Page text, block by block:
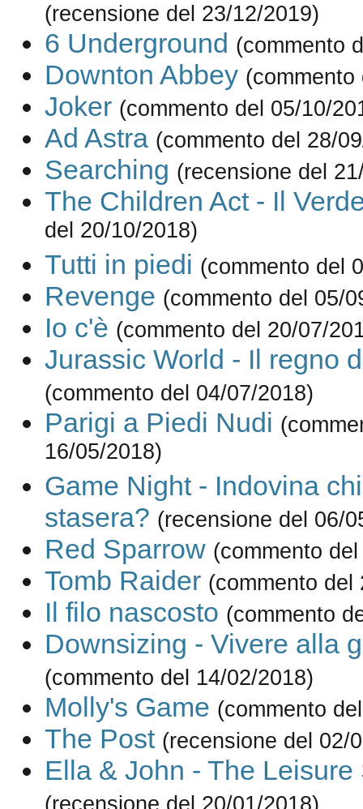
(recensione del 23/12/2019)
6 Underground (commento
Downton Abbey (commento
Joker (commento del 05/10/
Ad Astra (commento del 28/
Searching (recensione del
The Children Act - Il
del 20/10/2018)
Tutti in piedi (commento del
Revenge (commento del 05/
Io c'è (commento del 20/07/
Jurassic World - Il regno
(commento del 04/07/2018)
Parigi a Piedi Nudi
16/05/2018)
Game Night - Indovina
stasera? (recensione del 06/
Red Sparrow (commento
Tomb Raider (commento del
Il filo nascosto (commento
Downsizing - Vivere alla
(commento del 14/02/2018)
Molly's Game (commento
The Post (recensione del 02/
Ella & John - The Leisure